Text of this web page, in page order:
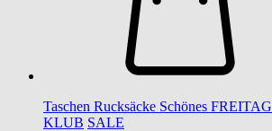
Taschen Rucksäcke Schönes FREITAG
KLUB SALE